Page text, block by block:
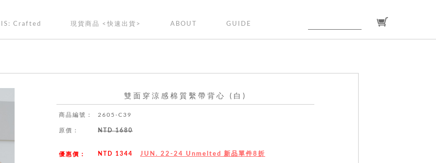
Crafted 現貨商品 <快速出貨> ABOUT GUIDE
雙面穿涼感棉質繫帶背心 (白)
商品編號： 2605-C39
原價： NTD 1680
優惠價： NTD 1344 JUN. 22-24 Unmelted 新品單件8折